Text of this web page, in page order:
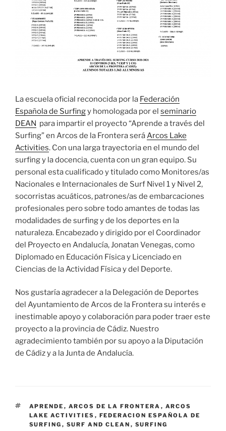
La escuela oficial reconocida por la Federación
Española de Surfingy homologada por el seminario
DEAN para impartir el proyecto “Aprende a través del
Surfing” en Arcos de la Frontera será Arcos Lake
Activities. Con una larga trayectoria en el mundo del
surfing y la docencia, cuenta con un gran equipo. Su
personal esta cualificado y titulado como Monitores/as
Nacionales e Internacionales de Surf Nivel 1 y Nivel 2,
socorristas acuáticos, patrones/as de embarcaciones
profesionales pero sobre todo amantes de todas las
modalidades de surfing y de los deportes en la
naturaleza. Encabezado y dirigido por el Coordinador
del Proyecto en Andalucía, Jonatan Venegas, como
Diplomado en Educación Física y Licenciado en
Ciencias de la Actividad Física y del Deporte.
Nos gustaría agradecer a la Delegación de Deportes
del Ayuntamiento de Arcos de la Frontera su interés e
inestimable apoyo y colaboración para poder traer este
proyecto a la provincia de Cádiz. Nuestro
agradecimiento también por su apoyo a la Diputación
de Cádiz y a la Junta de Andalucía.
ETIQUETAS
APRENDE , ARCOS DE LA FRONTERA , ARCOS
LAKE ACTIVITIES , FEDERACION ESPAÑOLA DE
SURFING , SURF AND CLEAN , SURFING